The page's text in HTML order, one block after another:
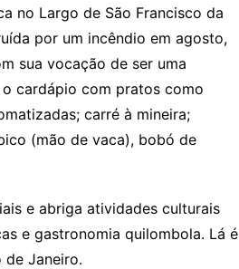
no Largo de São Francisco da
por um incêndio em agosto,
sua vocação de ser uma
cardápio com pratos como
carré à mineira;
(mão de vaca), bobó de
e abriga atividades culturais
e gastronomia quilombola. Lá é
de Janeiro.